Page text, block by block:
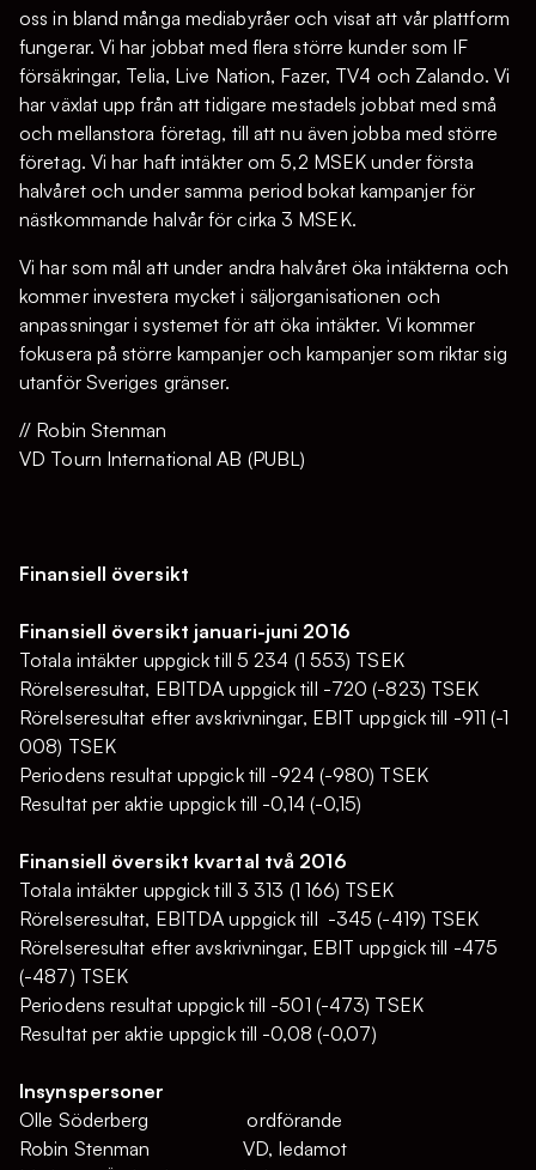
oss in bland många mediabyråer och visat att vår plattform
fungerar. Vi har jobbat med flera större kunder som IF
försäkringar, Telia, Live Nation, Fazer, TV4 och Zalando. Vi
har växlat upp från att tidigare mestadels jobbat med små
och mellanstora företag, till att nu även jobba med större
företag. Vi har haft intäkter om 5,2 MSEK under första
halvåret och under samma period bokat kampanjer för
nästkommande halvår för cirka 3 MSEK.
Vi har som mål att under andra halvåret öka intäkterna och
kommer investera mycket i säljorganisationen och
anpassningar i systemet för att öka intäkter. Vi kommer
fokusera på större kampanjer och kampanjer som riktar sig
utanför Sveriges gränser.
// Robin Stenman
VD Tourn International AB (PUBL)
Finansiell översikt
Finansiell översikt januari-juni 2016
Totala intäkter uppgick till 5 234 (1 553) TSEK
Rörelseresultat, EBITDA uppgick till -720 (-823) TSEK
Rörelseresultat efter avskrivningar, EBIT uppgick till -911 (-1
008) TSEK
Periodens resultat uppgick till -924 (-980) TSEK
Resultat per aktie uppgick till -0,14 (-0,15)
Finansiell översikt kvartal två 2016
Totala intäkter uppgick till 3 313 (1 166) TSEK
Rörelseresultat, EBITDA uppgick till -345 (-419) TSEK
Rörelseresultat efter avskrivningar, EBIT uppgick till -475
(-487) TSEK
Periodens resultat uppgick till -501 (-473) TSEK
Resultat per aktie uppgick till -0,08 (-0,07)
Insynspersoner
Olle Söderberg ordförande
Robin Stenman VD, ledamot